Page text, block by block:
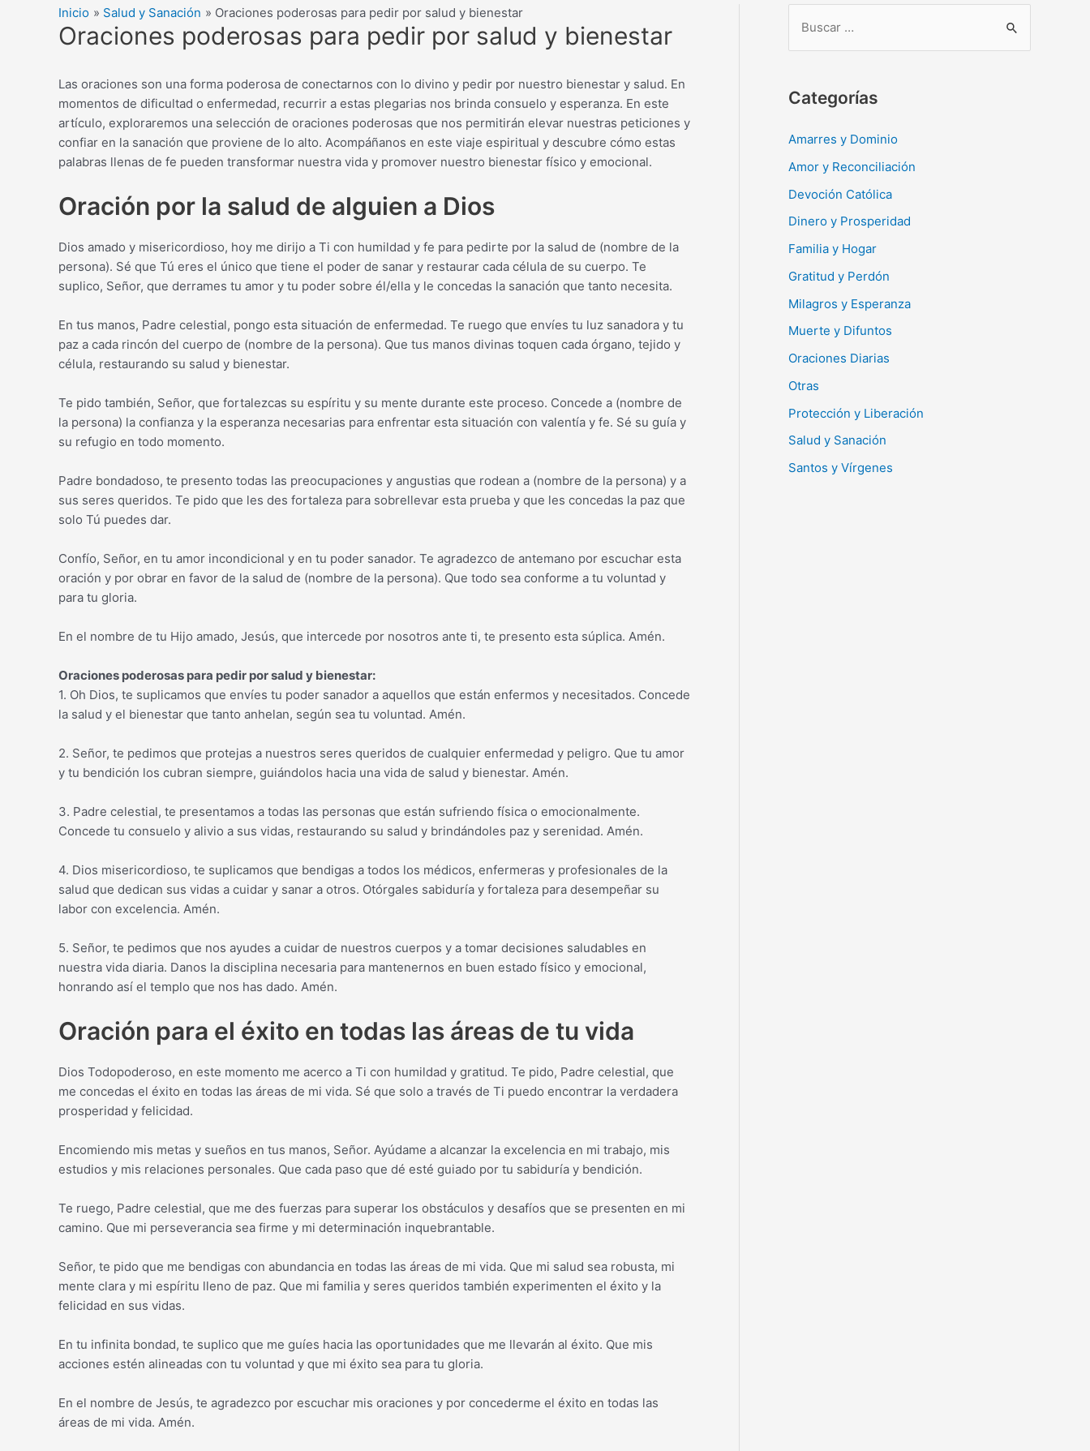
Inicio Salud y Sanación Oraciones poderosas para pedir por salud y bienestar
Oraciones poderosas para pedir por salud y bienestar
Las oraciones son una forma poderosa de conectarnos con lo divino y pedir por nuestro bienestar y salud. En
momentos de dificultad o enfermedad, recurrir a estas plegarias nos brinda consuelo y esperanza. En este
artículo, exploraremos una selección de oraciones poderosas que nos permitirán elevar nuestras peticiones y
confiar en la sanación que proviene de lo alto. Acompáñanos en este viaje espiritual y descubre cómo estas
palabras llenas de fe pueden transformar nuestra vida y promover nuestro bienestar físico y emocional.
Oración por la salud de alguien a Dios
Dios amado y misericordioso, hoy me dirijo a Ti con humildad y fe para pedirte por la salud de (nombre de la
persona). Sé que Tú eres el único que tiene el poder de sanar y restaurar cada célula de su cuerpo. Te
suplico, Señor, que derrames tu amor y tu poder sobre él/ella y le concedas la sanación que tanto necesita.
En tus manos, Padre celestial, pongo esta situación de enfermedad. Te ruego que envíes tu luz sanadora y tu
paz a cada rincón del cuerpo de (nombre de la persona). Que tus manos divinas toquen cada órgano, tejido y
célula, restaurando su salud y bienestar.
Te pido también, Señor, que fortalezcas su espíritu y su mente durante este proceso. Concede a (nombre de
la persona) la confianza y la esperanza necesarias para enfrentar esta situación con valentía y fe. Sé su guía y
su refugio en todo momento.
Padre bondadoso, te presento todas las preocupaciones y angustias que rodean a (nombre de la persona) y a
sus seres queridos. Te pido que les des fortaleza para sobrellevar esta prueba y que les concedas la paz que
solo Tú puedes dar.
Confío, Señor, en tu amor incondicional y en tu poder sanador. Te agradezco de antemano por escuchar esta
oración y por obrar en favor de la salud de (nombre de la persona). Que todo sea conforme a tu voluntad y
para tu gloria.
En el nombre de tu Hijo amado, Jesús, que intercede por nosotros ante ti, te presento esta súplica. Amén.
Oraciones poderosas para pedir por salud y bienestar:
1. Oh Dios, te suplicamos que envíes tu poder sanador a aquellos que están enfermos y necesitados. Concede
la salud y el bienestar que tanto anhelan, según sea tu voluntad. Amén.
2. Señor, te pedimos que protejas a nuestros seres queridos de cualquier enfermedad y peligro. Que tu amor
y tu bendición los cubran siempre, guiándolos hacia una vida de salud y bienestar. Amén.
3. Padre celestial, te presentamos a todas las personas que están sufriendo física o emocionalmente.
Concede tu consuelo y alivio a sus vidas, restaurando su salud y brindándoles paz y serenidad. Amén.
4. Dios misericordioso, te suplicamos que bendigas a todos los médicos, enfermeras y profesionales de la
salud que dedican sus vidas a cuidar y sanar a otros. Otórgales sabiduría y fortaleza para desempeñar su
labor con excelencia. Amén.
5. Señor, te pedimos que nos ayudes a cuidar de nuestros cuerpos y a tomar decisiones saludables en
nuestra vida diaria. Danos la disciplina necesaria para mantenernos en buen estado físico y emocional,
honrando así el templo que nos has dado. Amén.
Oración para el éxito en todas las áreas de tu vida
Dios Todopoderoso, en este momento me acerco a Ti con humildad y gratitud. Te pido, Padre celestial, que
me concedas el éxito en todas las áreas de mi vida. Sé que solo a través de Ti puedo encontrar la verdadera
prosperidad y felicidad.
Encomiendo mis metas y sueños en tus manos, Señor. Ayúdame a alcanzar la excelencia en mi trabajo, mis
estudios y mis relaciones personales. Que cada paso que dé esté guiado por tu sabiduría y bendición.
Te ruego, Padre celestial, que me des fuerzas para superar los obstáculos y desafíos que se presenten en mi
camino. Que mi perseverancia sea firme y mi determinación inquebrantable.
Señor, te pido que me bendigas con abundancia en todas las áreas de mi vida. Que mi salud sea robusta, mi
mente clara y mi espíritu lleno de paz. Que mi familia y seres queridos también experimenten el éxito y la
felicidad en sus vidas.
En tu infinita bondad, te suplico que me guíes hacia las oportunidades que me llevarán al éxito. Que mis
acciones estén alineadas con tu voluntad y que mi éxito sea para tu gloria.
En el nombre de Jesús, te agradezco por escuchar mis oraciones y por concederme el éxito en todas las
áreas de mi vida. Amén.
c
r
Categorías
Amarres y Dominio
Amor y Reconciliación
Devoción Católica
Dinero y Prosperidad
Familia y Hogar
Gratitud y Perdón
Milagros y Esperanza
Muerte y Difuntos
Oraciones Diarias
Otras
Protección y Liberación
Salud y Sanación
Santos y Vírgenes